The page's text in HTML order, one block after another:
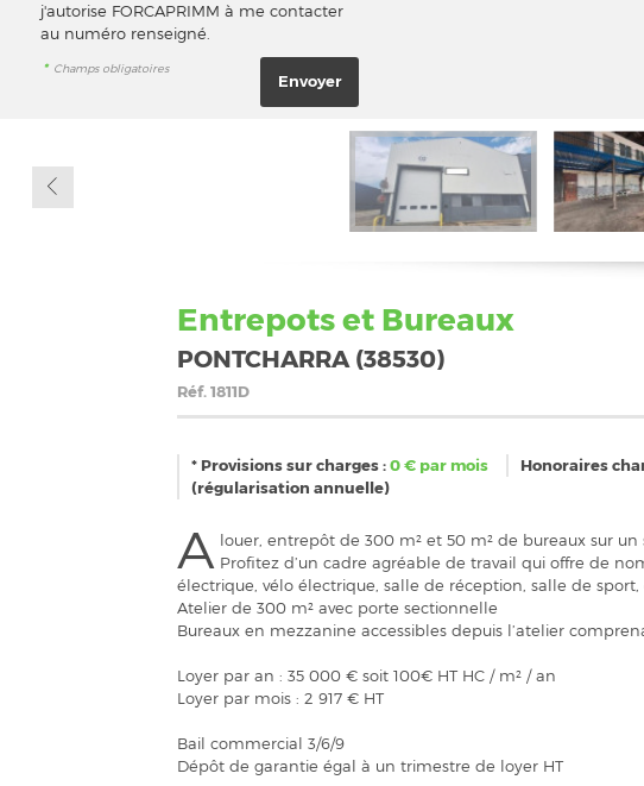
j'autorise FORCAPRIMM à me contacter
au numéro renseigné.
* Champs obligatoires
Entrepots et Bureaux
PONTCHARRA (38530)
Réf.1811D
* Provisions sur charges :0€ par mois
(régularisation annuelle)
Honoraires
A louer, entrepôt de 300 m² et 50 m² de bureaux sur
Profitez d’un cadre agréable de travail qui offre de
électrique, vélo électrique, salle de réception, salle de sport,
Atelier de 300 m² avec porte sectionnelle
Bureaux en mezzanine accessibles depuis l’atelier
Loyer par an : 35 000 € soit 100€ HT HC / m² / an
Loyer par mois : 2 917 € HT
Bail commercial 3/6/9
Dépôt de garantie égal à un trimestre de loyer HT